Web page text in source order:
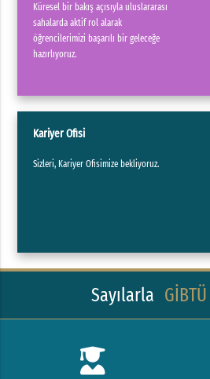
Küresel bir bakış açısıyla uluslararası
sahalarda aktif rol alarak
öğrencilerimizi başarılı bir geleceğe
hazırlıyoruz.
Kariyer Ofisi
Sizleri, Kariyer Ofisimize bekliyoruz.
Sayılarla GİBTÜ